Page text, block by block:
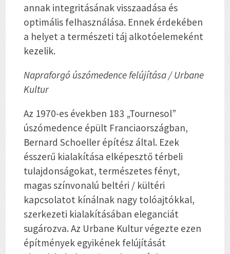
annak integritásának visszaadása és
optimális felhasználása. Ennek érdekében
a helyet a természeti táj alkotóelemeként
kezelik.
Napraforgó úszómedence felújítása / Urbane
Kultur
Az 1970-es években 183 „Tournesol”
úszómedence épült Franciaországban,
Bernard Schoeller építész által. Ezek
ésszerű kialakítása elképesztő térbeli
tulajdonságokat, természetes fényt,
magas színvonalú beltéri / kültéri
kapcsolatot kínálnak nagy tolóajtókkal,
szerkezeti kialakításában eleganciát
sugározva. Az Urbane Kultur végezte ezen
építmények egyikének felújítását